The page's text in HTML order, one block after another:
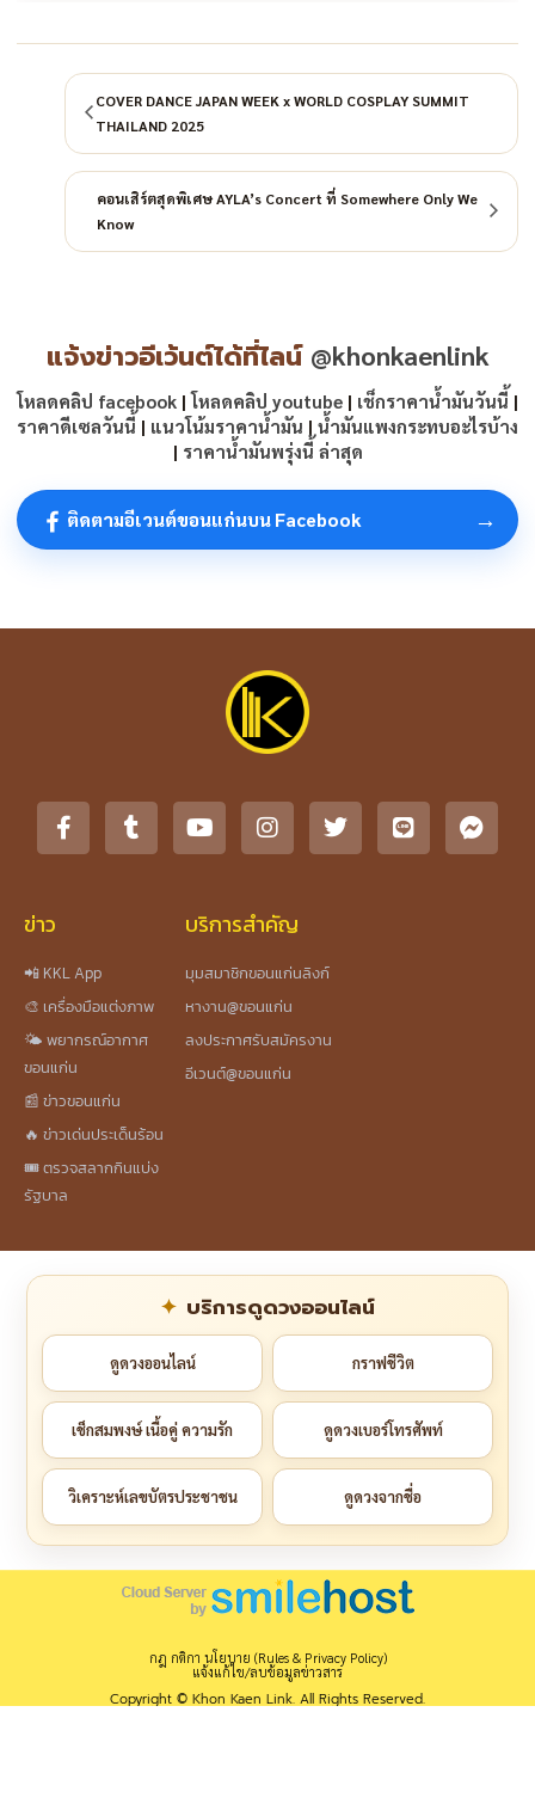
COVER DANCE JAPAN WEEK x WORLD COSPLAY SUMMIT
THAILAND 2025
คอนเสิร์ตสุดพิเศษ AYLA’s Concert ที่ Somewhere Only We
Know
แจ้งข่าวอีเว้นต์ได้ที่ไลน์ @khonkaenlink
โหลดคลิป facebook |โหลดคลิป youtube | เช็กราคาน้ำมันวันนี้ |
ราคาดีเซลวันนี้ | แนวโน้มราคาน้ำมัน | น้ำมันแพงกระทบอะไรบ้าง
| ราคาน้ำมันพรุ่งนี้ ล่าสุด
ติดตามอีเวนต์ขอนแก่นบน Facebook →
ข่าว
📲 KKL App
🎨 เครื่องมือแต่งภาพ
🌤️ พยากรณ์อากาศ
ขอนแก่น
📰 ข่าวขอนแก่น
🔥 ข่าวเด่นประเด็นร้อน
🎟️ ตรวจสลากกินแบ่ง
รัฐบาล
บริการสำคัญ
มุมสมาชิกขอนแก่นลิงก์
หางาน@ขอนแก่น
ลงประกาศรับสมัครงาน
อีเวนต์@ขอนแก่น
บริการดูดวงออนไลน์
ดูดวงออนไลน์ กราฟชีวิต
เช็กสมพงษ์ เนื้อคู่ ความรัก ดูดวงเบอร์โทรศัพท์
วิเคราะห์เลขบัตรประชาชน ดูดวงจากชื่อ
กฎ กติกา นโยบาย (Rules & Privacy Policy)
แจ้งแก้ไข/ลบข้อมูลข่าวสาร
Copyright © Khon Kaen Link. All Rights Reserved.